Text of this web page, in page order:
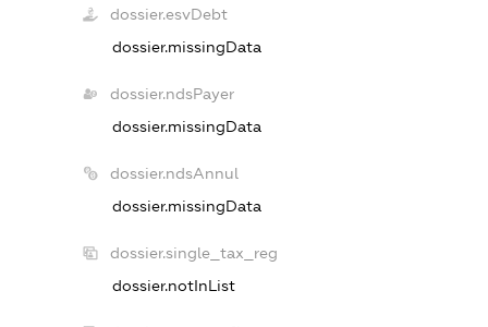
dossier.esvDebt
dossier.missingData
dossier.ndsPayer
dossier.missingData
dossier.ndsAnnul
dossier.missingData
dossier.single_tax_reg
dossier.notInList